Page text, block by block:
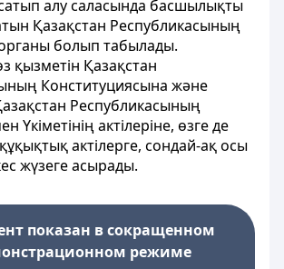
алу саласында басшылықты
Қазақстан Республикасының
болып табылады.
қызметін Қазақстан
Конституциясына және
Республикасының
Үкіметінің актілеріне, өзге де
актілерге, сондай-ақ осы
жүзеге асырады.
показан в сокращенном
режиме